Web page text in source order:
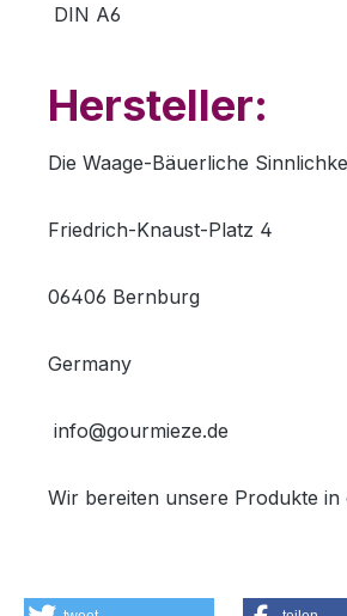
DIN A6
Hersteller:
Die Waage-Bäuerliche
Friedrich-Knaust-Platz 4
06406 Bernburg
Germany
info@gourmieze.de
Wir bereiten unsere Produkte